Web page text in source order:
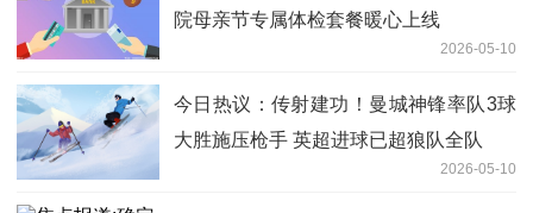
院母亲节专属体检套餐暖心上线
2026-05-10
今日热议：传射建功！曼城神锋率队3球
大胜施压枪手 英超进球已超狼队全队
2026-05-10